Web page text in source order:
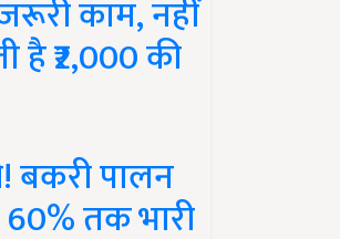
काम, नहीं
₹2,000 की
बकरी पालन
तक भारी